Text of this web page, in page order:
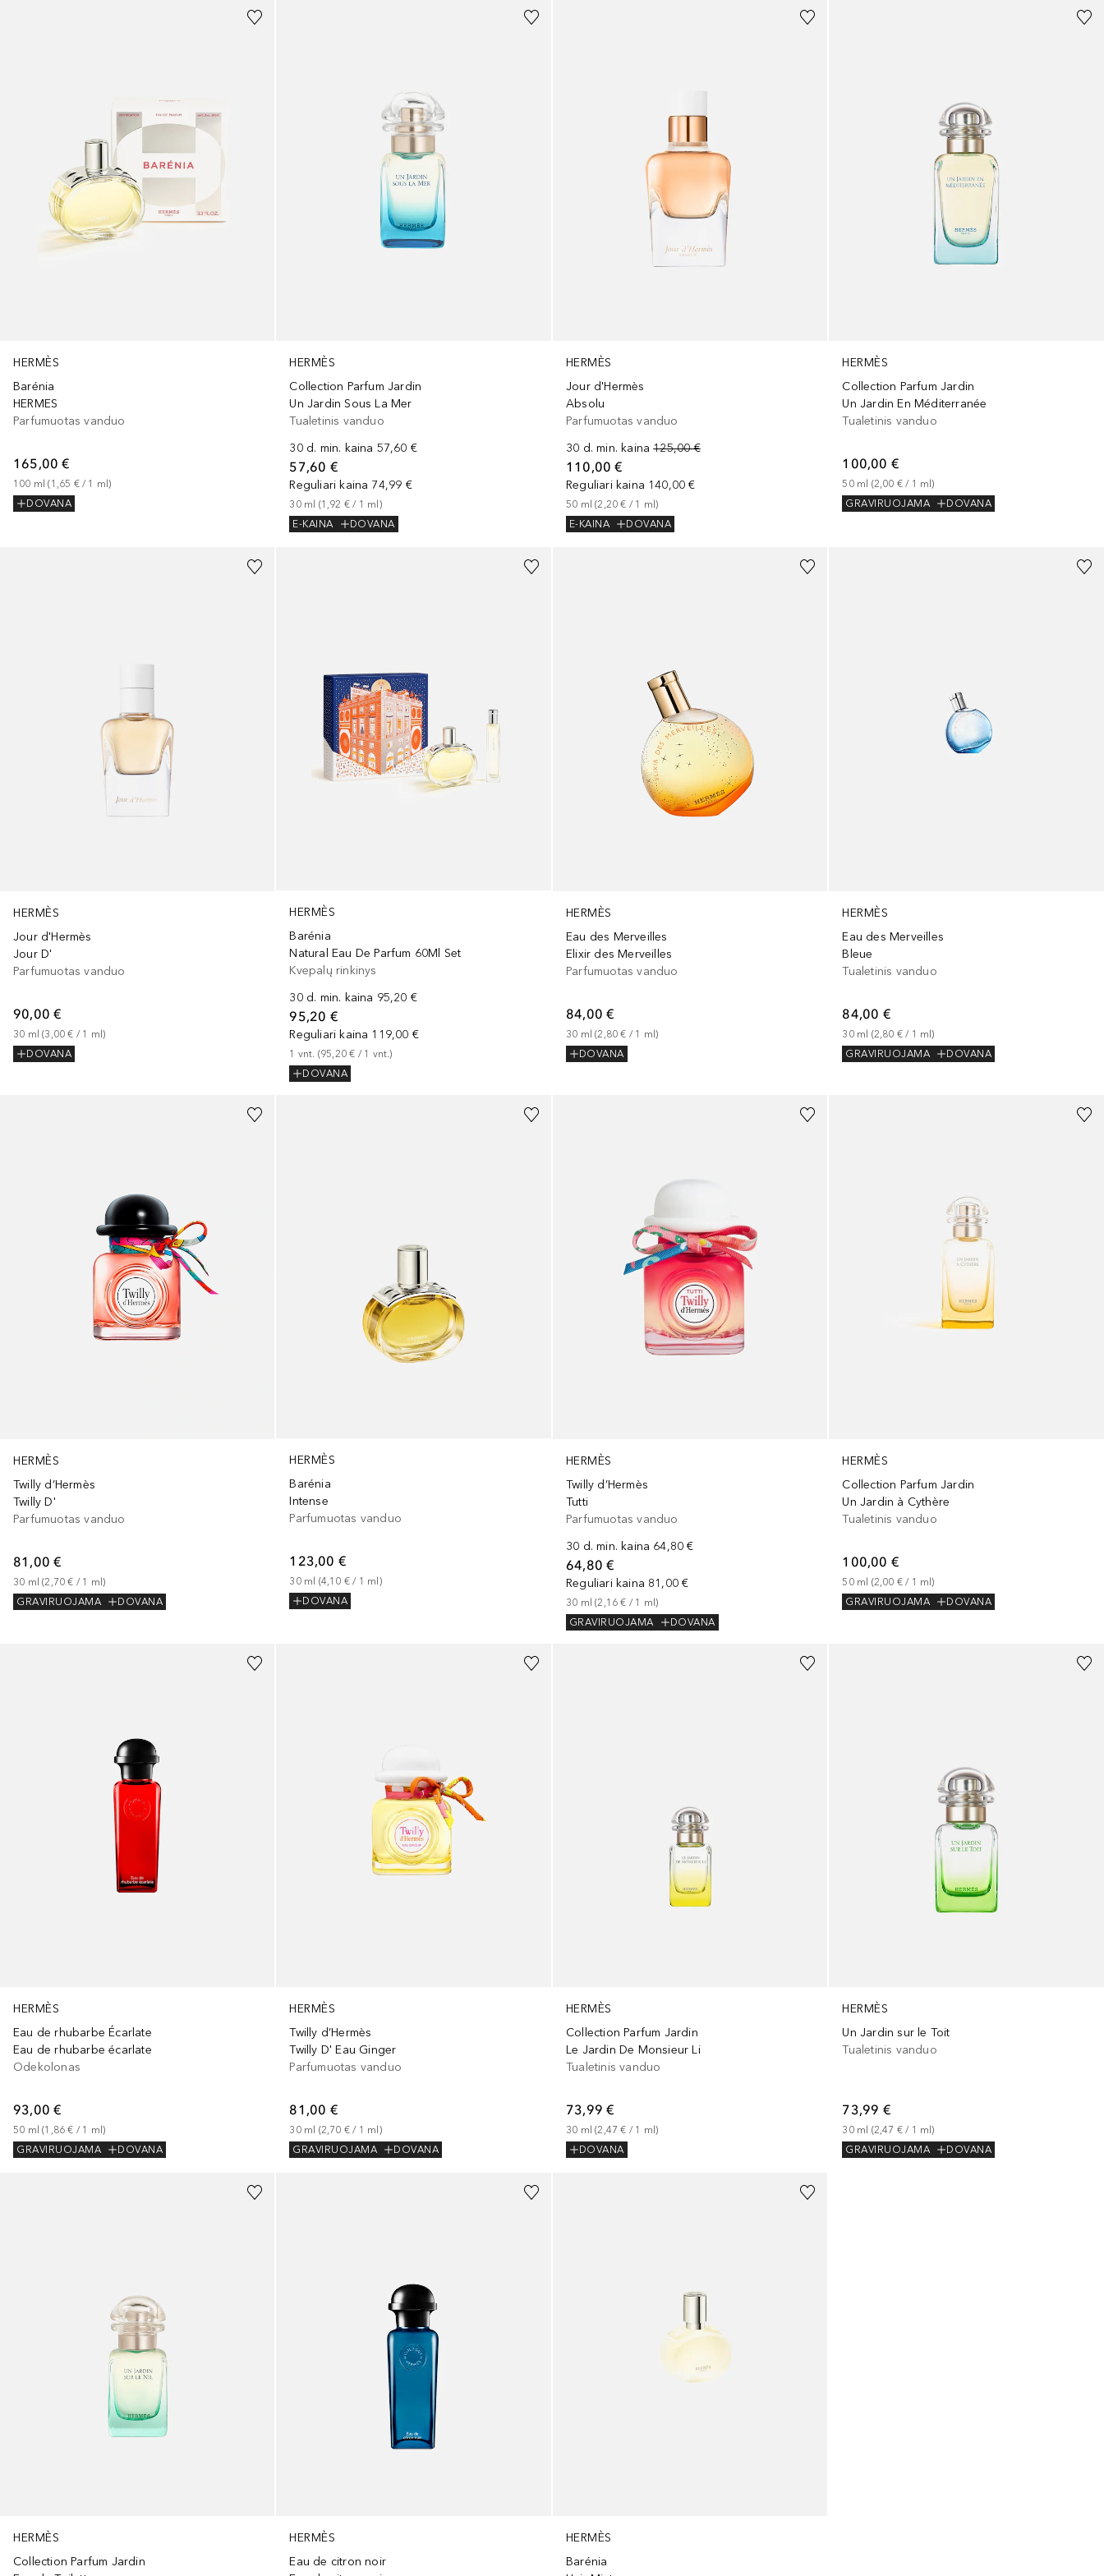
HERMÈS
Barénia
HERMES
Parfumuotas vanduo
165,00 €
100 ml (1,65 € / 1 ml)
DOVANA
HERMÈS
Collection Parfum Jardin
Un Jardin Sous La Mer
Tualetinis vanduo
30 d. min. kaina 57,60 €
57,60 €
Reguliari kaina 74,99 €
30 ml (1,92 € / 1 ml)
E-KAINA
DOVANA
HERMÈS
Jour d'Hermès
Absolu
Parfumuotas vanduo
30 d. min. kaina 125,00 €
110,00 €
Reguliari kaina 140,00 €
50 ml (2,20 € / 1 ml )
E-KAINA
DOVANA
HERMÈS
Collection Parfum Jardin
Un Jardin En Méditerranée
Tualetinis vanduo
100,00 €
50 ml (2,00 € / 1 ml)
GRAVIRUOJAMA
DOVANA
HERMÈS
Jour d'Hermès
Jour D'
Parfumuotas vanduo
90,00 €
30 ml (3,00 € / 1 ml)
DOVANA
HERMÈS
Barénia
Natural Eau De Parfum 60Ml Set
Kvepalų rinkinys
30 d. min. kaina 95,20 €
95,20 €
Reguliari kaina 119,00 €
1 vnt. (95,20 € / 1 vnt.)
DOVANA
HERMÈS
Eau des Merveilles
Elixir des Merveilles
Parfumuotas vanduo
84,00 €
30 ml (2,80 € / 1 ml)
DOVANA
HERMÈS
Eau des Merveilles
Bleue
Tualetinis vanduo
84,00 €
30 ml (2,80 € / 1 ml)
GRAVIRUOJAMA
DOVANA
HERMÈS
Twilly d’Hermès
Twilly D'
Parfumuotas vanduo
81,00 €
30 ml (2,70 € / 1 ml)
GRAVIRUOJAMA
DOVANA
HERMÈS
Barénia
Intense
Parfumuotas vanduo
123,00 €
30 ml (4,10 € / 1 ml )
DOVANA
HERMÈS
Twilly d’Hermès
Tutti
Parfumuotas vanduo
30 d. min. kaina 64,80 €
64,80 €
Reguliari kaina 81,00 €
30 ml (2,16 € / 1 ml)
GRAVIRUOJAMA
DOVANA
HERMÈS
Collection Parfum Jardin
Un Jardin à Cythère
Tualetinis vanduo
100,00 €
50 ml (2,00 € / 1 ml)
GRAVIRUOJAMA
DOVANA
HERMÈS
Eau de rhubarbe Écarlate
Eau de rhubarbe écarlate
Odekolonas
93,00 €
50 ml (1,86 € / 1 ml)
GRAVIRUOJAMA
DOVANA
HERMÈS
Twilly d’Hermès
Twilly D' Eau Ginger
Parfumuotas vanduo
81,00 €
30 ml (2,70 € / 1 ml)
GRAVIRUOJAMA
DOVANA
HERMÈS
Collection Parfum Jardin
Le Jardin De Monsieur Li
Tualetinis vanduo
73,99 €
30 ml (2,47 € / 1 ml)
DOVANA
HERMÈS
Un Jardin sur le Toit
Tualetinis vanduo
73,99 €
30 ml (2,47 € / 1 ml)
GRAVIRUOJAMA
DOVANA
HERMÈS
Collection Parfum Jardin
HERMÈS
Eau de citron noir
HERMÈS
Barénia